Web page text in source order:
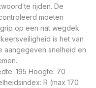
te rijden. De
moeten
op een nat wegdek
is het van
aangegeven snelheid en
195 Hoogte: 70
R (max 170